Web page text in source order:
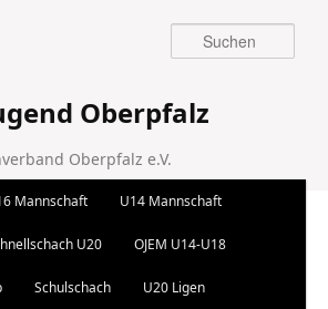
Oberpfalz
Oberpfalz e.V.
Suchen
Inhalt wechseln
Mannschaft U14 Mannschaft
U20 OJEM U14-U18
Schulschach U20 Ligen